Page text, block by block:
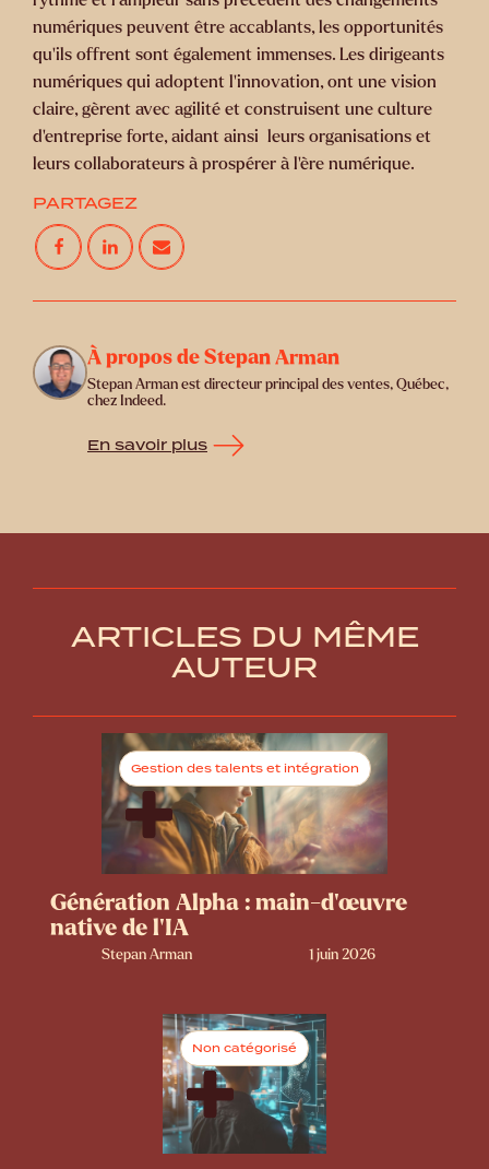
numériques peuvent être accablants, les opportunités
qu'ils offrent sont également immenses. Les dirigeants
numériques qui adoptent l'innovation, ont une vision
claire, gèrent avec agilité et construisent une culture
d'entreprise forte, aidant ainsi leurs organisations et
leurs collaborateurs à prospérer à l'ère numérique.
PARTAGEZ
À propos de Stepan Arman
Stepan Arman est directeur principal des ventes, Québec,
chez Indeed.
En savoir plus
ARTICLES DU MÊME
AUTEUR
Gestion des talents et intégration
Génération Alpha : main-d’œuvre
native de l’IA
Stepan Arman 1 juin 2026
Non catégorisé